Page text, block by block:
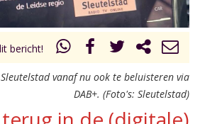
bericht!
vanaf nu ook te beluisteren via
DAB+. (Foto's: Sleutelstad)